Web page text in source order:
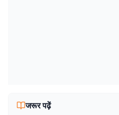
जरूर पढ़ें